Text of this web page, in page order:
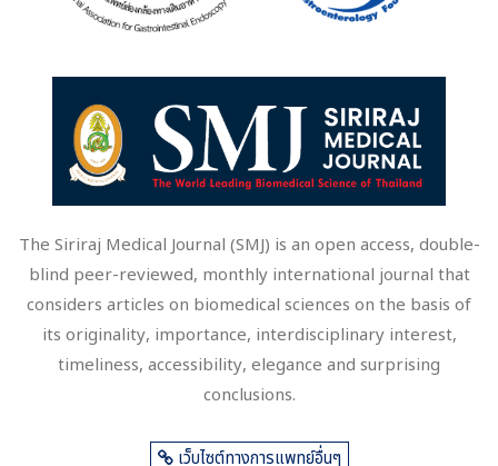
The Siriraj Medical Journal (SMJ) is an open access, double-
blind peer-reviewed, monthly international journal that
considers articles on biomedical sciences on the basis of
its originality, importance, interdisciplinary interest,
timeliness, accessibility, elegance and surprising
conclusions.
เว็บไซต์ทางการแพทย์อื่นๆ